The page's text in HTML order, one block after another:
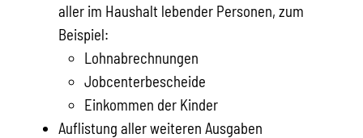
aller im Haushalt lebender Personen, zum
Beispiel:
Lohnabrechnungen
Jobcenterbescheide
Einkommen der Kinder
Auflistung aller weiteren Ausgaben